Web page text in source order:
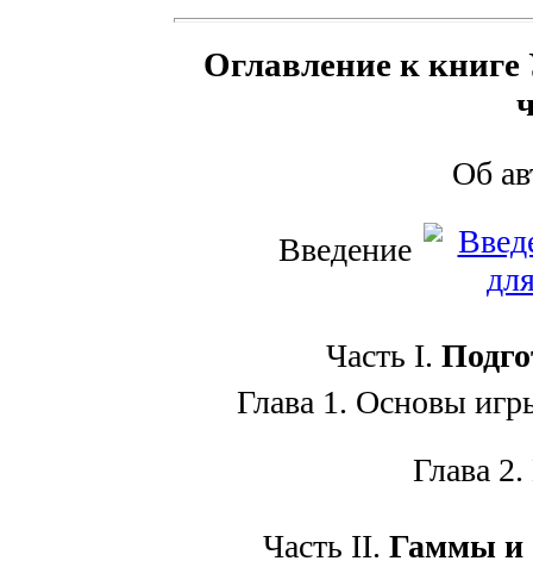
Оглавление к
Об
Введение
Часть I.
Глава 1. Основы
Глава 2.
Часть II. Гаммы и